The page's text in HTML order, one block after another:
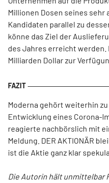
Millionen Dosen seines
Kandidaten parallel zu
könne das Ziel der
des Jahres erreicht werden.
Milliarden Dollar zur
Moderna gehört weiterhin
Entwicklung eines Corona-
reagierte nachbörslich mit
Meldung. DER AKTIONÄR
ist die Aktie ganz klar
Die Autorin hält unmittelbar